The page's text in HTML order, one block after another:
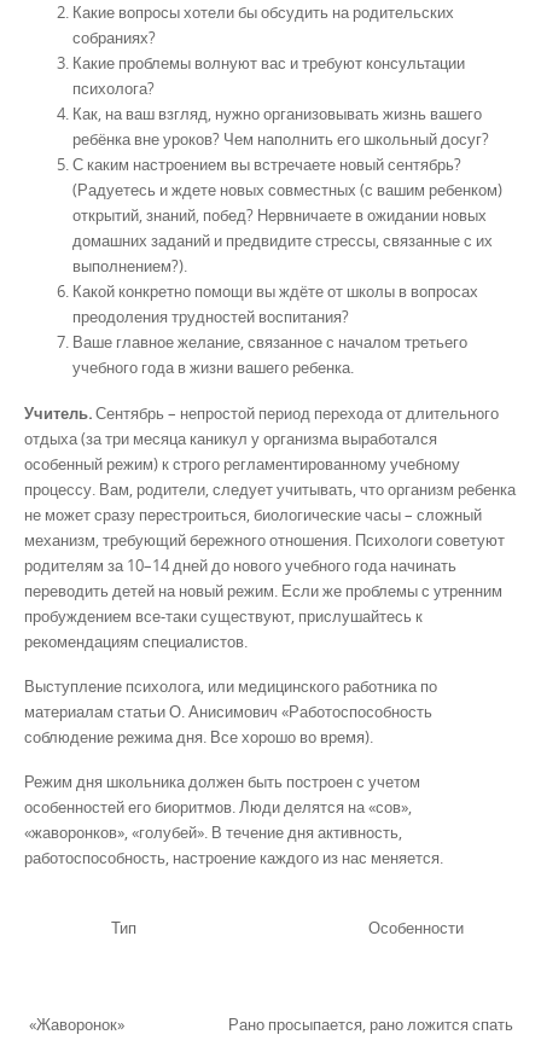
Какие вопросы хотели бы обсудить на родительских
собраниях?
Какие проблемы волнуют вас и требуют консультации
психолога?
Как, на ваш взгляд, нужно организовывать жизнь вашего
ребёнка вне уроков? Чем наполнить его школьный досуг?
С каким настроением вы встречаете новый сентябрь?
(Радуетесь и ждете новых совместных (с вашим ребенком)
открытий, знаний, побед? Нервничаете в ожидании новых
домашних заданий и предвидите стрессы, связанные с их
выполнением?).
Какой конкретно помощи вы ждёте от школы в вопросах
преодоления трудностей воспитания?
Ваше главное желание, связанное с началом третьего
учебного года в жизни вашего ребенка.
Учитель.Сентябрь – непростой период перехода от длительного
отдыха (за три месяца каникул у организма выработался
особенный режим) к строго регламентированному учебному
процессу. Вам, родители, следует учитывать, что организм ребенка
не может сразу перестроиться, биологические часы – сложный
механизм, требующий бережного отношения. Психологи советуют
родителям за 10–14 дней до нового учебного года начинать
переводить детей на новый режим. Если же проблемы с утренним
пробуждением все-таки существуют, прислушайтесь к
рекомендациям специалистов.
Выступление психолога, или медицинского работника по
материалам статьи О. Анисимович «Работоспособность
соблюдение режима дня. Все хорошо во время).
Режим дня школьника должен быть построен с учетом
особенностей его биоритмов. Люди делятся на «сов»,
«жаворонков», «голубей». В течение дня активность,
работоспособность, настроение каждого из нас меняется.
Тип Особенности
«Жаворонок» Рано просыпается, рано ложится спать